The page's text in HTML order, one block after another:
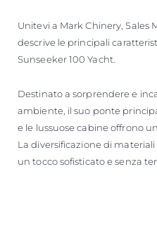
Unitevi a Mark Chinery, Sales
descrive le principali
Sunseeker 100 Yacht.
Destinato a sorprendere e
ambiente, il suo ponte
e le lussuose cabine offrono
La diversificazione di
un tocco sofisticato e senza